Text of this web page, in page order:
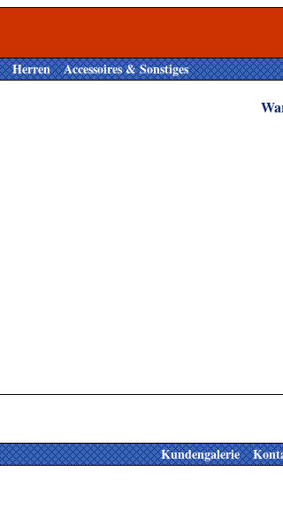
Herren Accessoires & Sonstiges
Kundengalerie